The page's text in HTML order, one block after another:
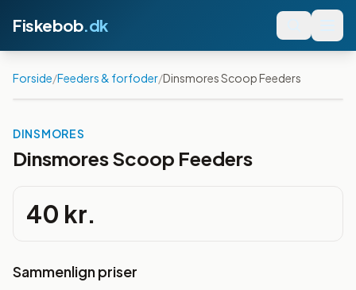
Fiskebob.dk
Forside/Feeders & forfoder/Dinsmores Scoop Feeders
DINSMORES
Dinsmores Scoop Feeders
40 kr.
Sammenlign priser